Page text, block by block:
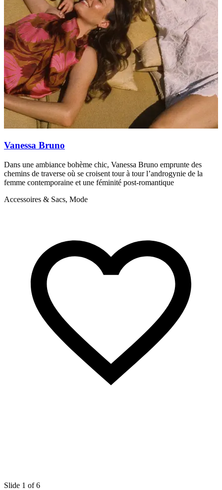
Vanessa Bruno
Dans une ambiance bohème chic, Vanessa Bruno emprunte des
chemins de traverse où se croisent tour à tour l’androgynie de la
femme contemporaine et une féminité post-romantique
Accessoires & Sacs, Mode
Slide 1 of 6